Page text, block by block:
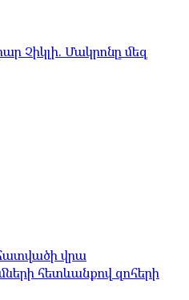
Չիկլի. Մակրոնը մեզ
հատվածի վրա
հետևանքով զոհերի